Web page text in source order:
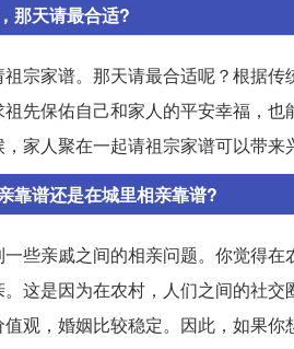
那天请最合适?
宗家谱。那天请最合适呢？根据
先保佑自己和家人的平安幸福，
家人聚在一起请祖宗家谱可以带来
靠谱还是在城里相亲靠谱?
些亲戚之间的相亲问题。你觉得
这是因为在农村，人们之间的社
观，婚姻比较稳定。因此，如果你